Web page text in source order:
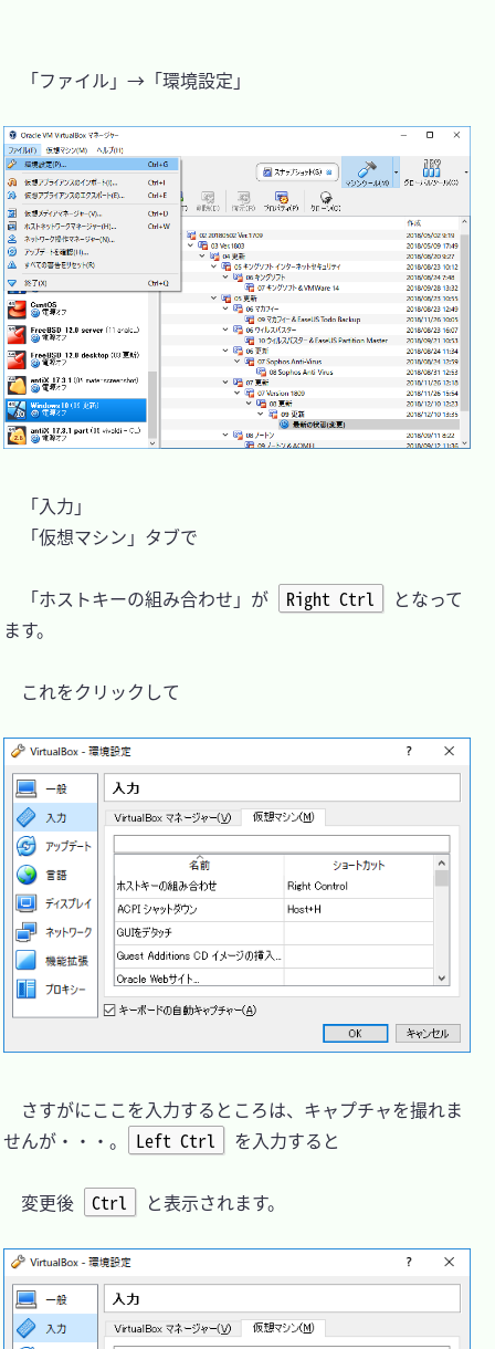
「ファイル」→「環境設定」
「入力」
「仮想マシン」タブで
「ホストキーの組み合わせ」が Right Ctrl
となって
ます。
これをクリックして
さすがにここを入力するところは、キャプチャを撮れま
せんが・・・。
Left Ctrl を入力すると
変更後 Ctrl と表示されます。